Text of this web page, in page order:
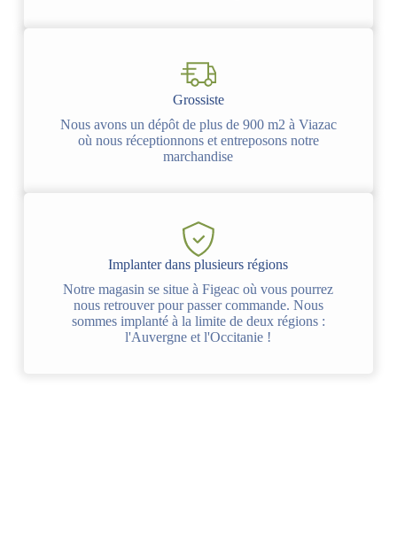
Grossiste
Nous avons un dépôt de plus de 900 m2 à Viazac
où nous réceptionnons et entreposons notre
marchandise
Implanter dans plusieurs régions
Notre magasin se situe à Figeac où vous pourrez
nous retrouver pour passer commande. Nous
sommes implanté à la limite de deux régions :
l'Auvergne et l'Occitanie !